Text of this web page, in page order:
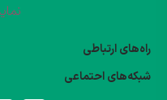
راه‌های ارتباطی
شبکه‌های احتماعی